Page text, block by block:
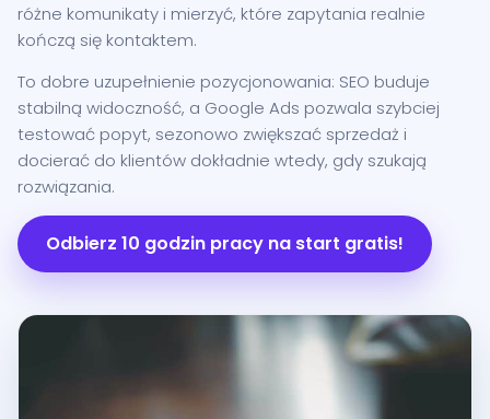
różne komunikaty i mierzyć, które zapytania realnie
kończą się kontaktem.
To dobre uzupełnienie pozycjonowania: SEO buduje
stabilną widoczność, a Google Ads pozwala szybciej
testować popyt, sezonowo zwiększać sprzedaż i
docierać do klientów dokładnie wtedy, gdy szukają
rozwiązania.
Odbierz 10 godzin pracy na start gratis!